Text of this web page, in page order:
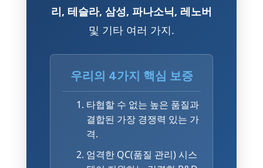
리, 테슬라, 삼성, 파나소닉, 레노버
및 기타 여러 가지.
우리의 4가지 핵심 보증
타협할 수 없는 높은 품질과
결합된 가장 경쟁력 있는 가
격.
엄격한 QC(품질 관리) 시스